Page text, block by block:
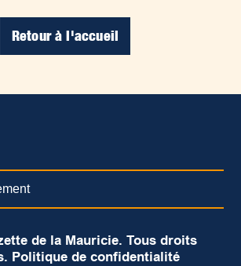
Retour à l'accueil
de la Mauricie. Tous droits
Politique de confidentialité